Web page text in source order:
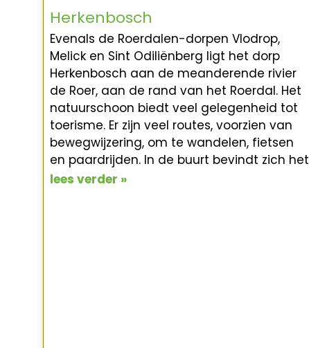
Herkenbosch
Evenals de Roerdalen-dorpen Vlodrop,
Melick en Sint Odiliënberg ligt het dorp
Herkenbosch aan de meanderende rivier
de Roer, aan de rand van het Roerdal. Het
natuurschoon biedt veel gelegenheid tot
toerisme. Er zijn veel routes, voorzien van
bewegwijzering, om te wandelen, fietsen
en paardrijden. In de buurt bevindt zich het
lees verder »